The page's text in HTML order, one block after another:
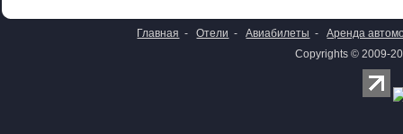
Главная - Отели - Авиабилеты -
Аренда
Copyrights © 2009-